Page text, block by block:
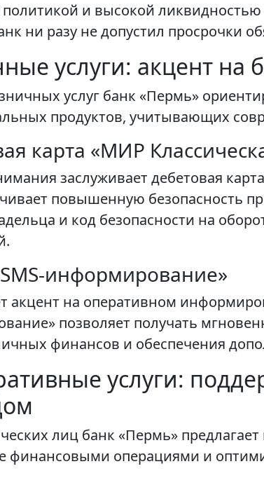
и высокой
ни разу не допустил просрочки
услуги: акцент на
услуг банк «Пермь»
продуктов, учитывающих
карта «МИР
заслуживает дебетовая
повышенную безопасность
и код безопасности на
информирование»
акцент на оперативном
позволяет получать
финансов и обеспечения
услуги:
лиц банк «Пермь»
финансовыми операциями и